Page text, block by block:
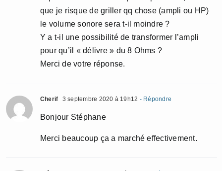
que je risque de griller qq chose (ampli ou HP)
le volume sonore sera t-il moindre ?
Y a t-il une possibilité de transformer l’ampli
pour qu’il « délivre » du 8 Ohms ?
Merci de votre réponse.
Cherif 3 septembre 2020 à 19h12 - Répondre
Bonjour Stéphane
Merci beaucoup ça a marché effectivement.